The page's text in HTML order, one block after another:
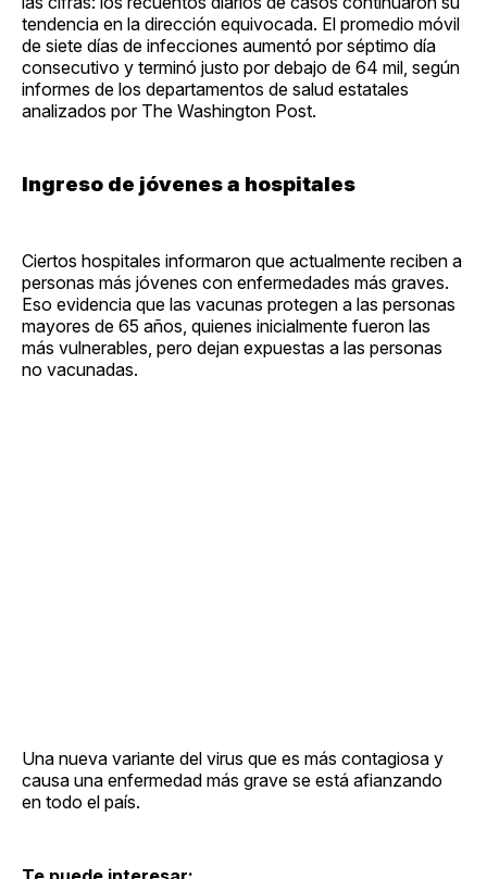
tendencia en la dirección equivocada. El promedio móvil
de siete días de infecciones aumentó por séptimo día
consecutivo y terminó justo por debajo de 64 mil, según
informes de los departamentos de salud estatales
analizados por The Washington Post.
Ingreso de jóvenes a hospitales
Ciertos hospitales informaron que actualmente reciben a
personas más jóvenes con enfermedades más graves.
Eso evidencia que las vacunas protegen a las personas
mayores de 65 años, quienes inicialmente fueron las
más vulnerables, pero dejan expuestas a las personas
no vacunadas.
Una nueva variante del virus que es más contagiosa y
causa una enfermedad más grave se está afianzando
en todo el país.